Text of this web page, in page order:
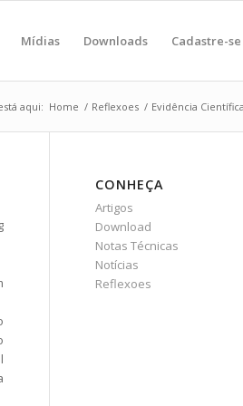
Mídias Downloads Cadastre-se
aqui: Home / Reflexoes / Evidência
CONHEÇA
Artigos
Download
Notas Técnicas
Notícias
Reflexoes